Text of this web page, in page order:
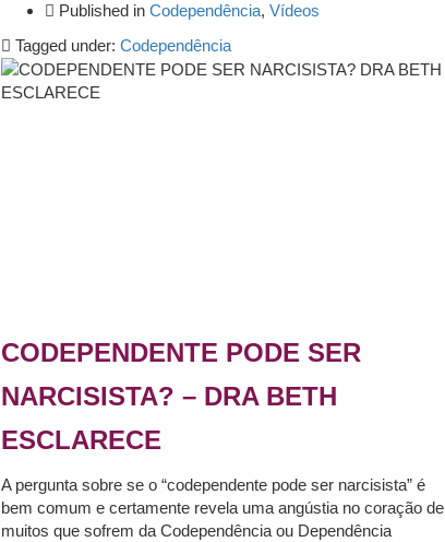
Published in Codependência, Vídeos
Tagged under: Codependência
CODEPENDENTE PODE SER
NARCISISTA? – DRA BETH
ESCLARECE
A pergunta sobre se o “codependente pode ser narcisista” é
bem comum e certamente revela uma angústia no coração de
muitos que sofrem da Codependência ou Dependência